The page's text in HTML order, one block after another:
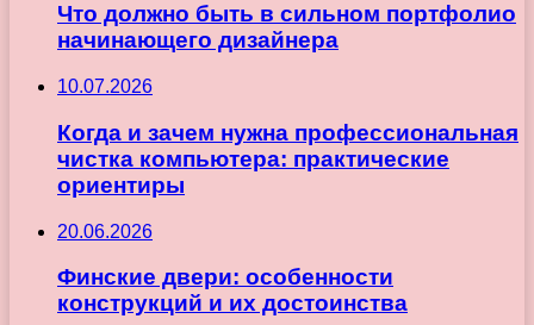
Что должно быть в сильном портфолио
начинающего дизайнера
10.07.2026
Когда и зачем нужна профессиональная
чистка компьютера: практические
ориентиры
20.06.2026
Финские двери: особенности
конструкций и их достоинства